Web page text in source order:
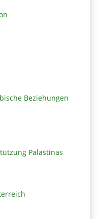
Beziehungen
Palästinas